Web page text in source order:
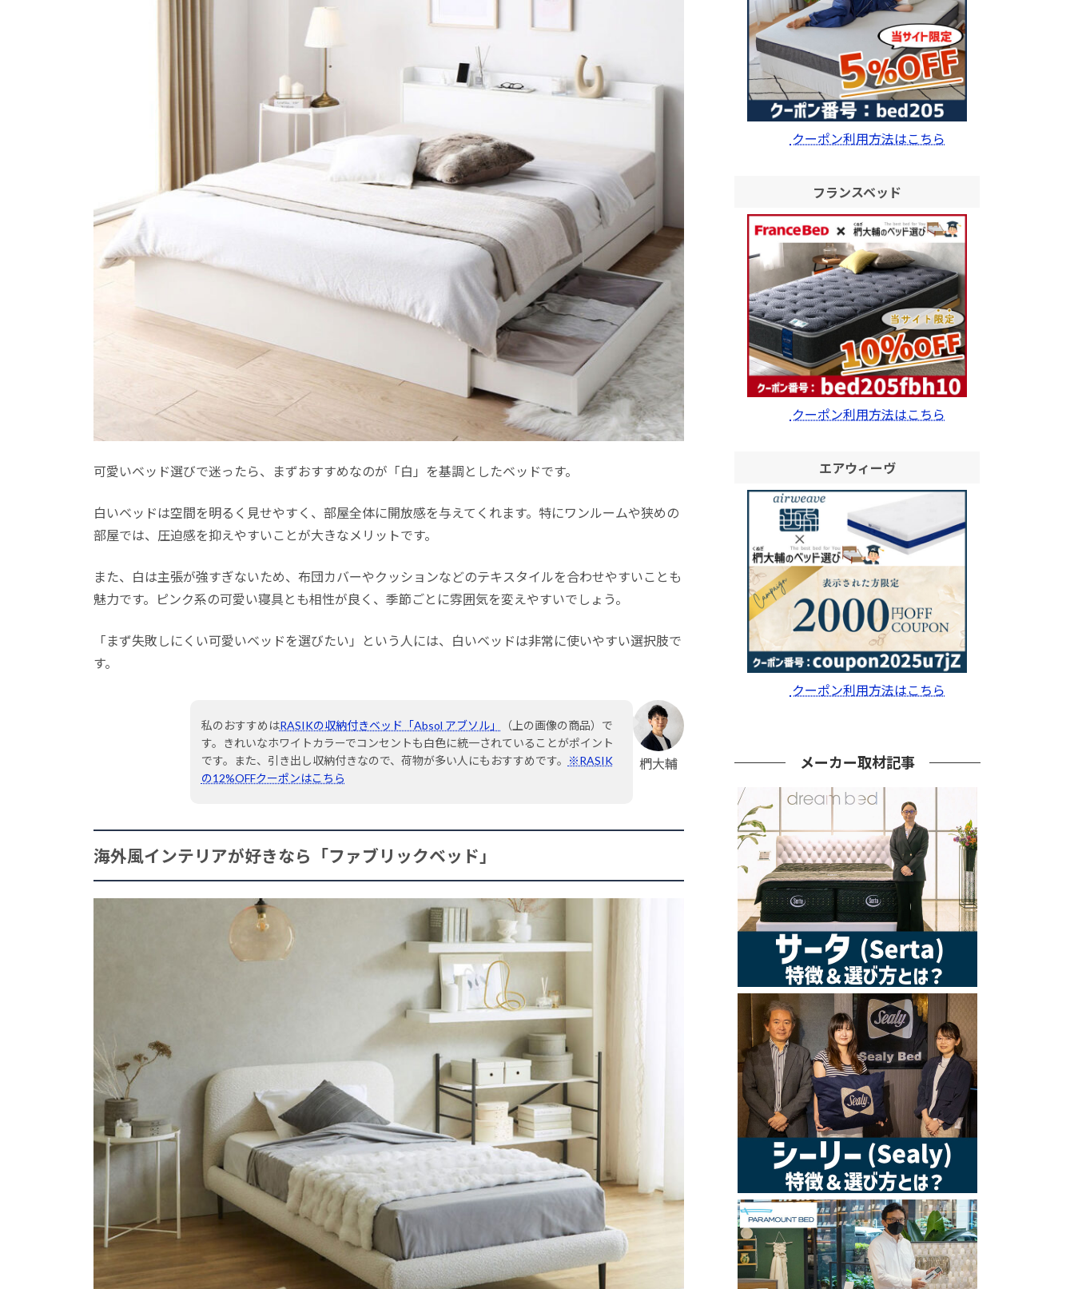
可愛いベッド選びで迷ったら、まずおすすめなのが「白」を基調としたベッドです。
白いベッドは空間を明るく見せやすく、部屋全体に開放感を与えてくれます。特にワンルームや狭めの
部屋では、圧迫感を抑えやすいことが大きなメリットです。
また、白は主張が強すぎないため、布団カバーやクッションなどのテキスタイルを合わせやすいことも
魅力です。ピンク系の可愛い寝具とも相性が良く、季節ごとに雰囲気を変えやすいでしょう。
「まず失敗しにくい可愛いベッドを選びたい」という人には、白いベッドは非常に使いやすい選択肢で
す。
椚大輔
私のおすすめはRASIKの収納付きベッド「Absol アブソル」
（上の画像の商品）で
す。きれいなホワイトカラーでコンセントも白色に統一されていることがポイント
です。また、引き出し収納付きなので、荷物が多い人にもおすすめです。
※RASIK
の12%OFFクーポンはこちら
海外風インテリアが好きなら「ファブリックベッド」
クーポン利用方法はこちら
フランスベッド
クーポン利用方法はこちら
エアウィーヴ
クーポン利用方法はこちら
メーカー取材記事